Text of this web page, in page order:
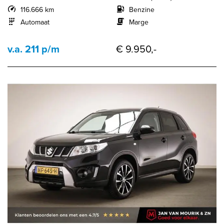
116.666 km
Automaat
Benzine
Marge
v.a. 211 p/m € 9.950,-